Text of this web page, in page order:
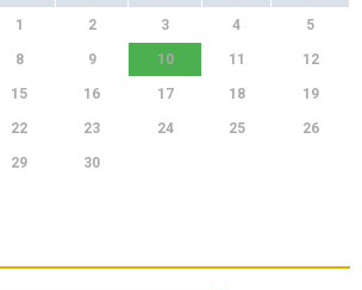
1 2 3 4 5
8 9 10 11 12
15 16 17 18 19
22 23 24 25 26
29 30